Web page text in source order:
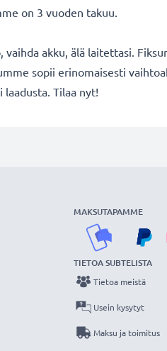
on 3 vuoden takuu.
vaihda akku, älä laitettasi.
sopii erinomaisesti
laadusta. Tilaa nyt!
MAKSUTAPAMME
TIETOA SUBTELISTA
Tietoa meistä
Usein kysytyt
Maksu ja toimitus